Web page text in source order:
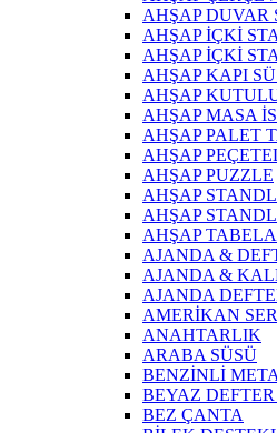
AHŞAP DUVAR
AHŞAP İÇKİ
AHŞAP İÇKİ
AHŞAP KAPI
AHŞAP
AHŞAP MASA
AHŞAP PALET
AHŞAP
AHŞAP PUZZLE
AHŞAP
AHŞAP
AHŞAP TABELA
AJANDA &
AJANDA &
AJANDA
AMERİKAN
ANAHTARLIK
ARABA SÜSÜ
BENZİNLİ
BEYAZ
BEZ ÇANTA